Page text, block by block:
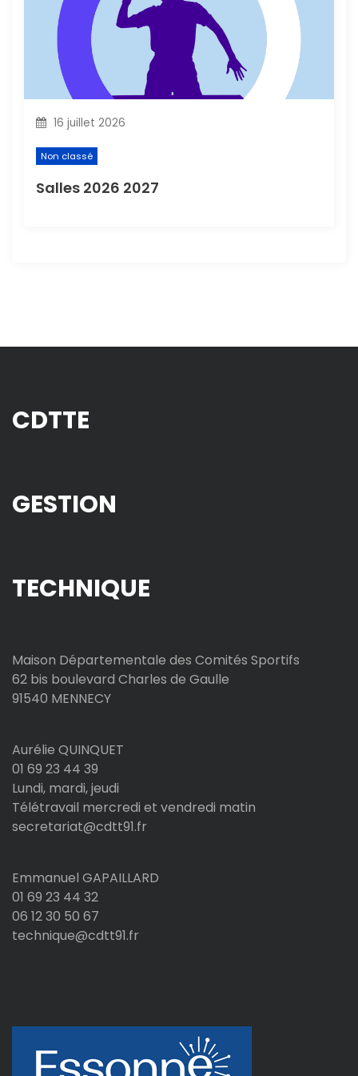
16 juillet 2026
Non classé
Salles 2026 2027
CDTTE
GESTION
TECHNIQUE
Maison Départementale des Comités Sportifs
62 bis boulevard Charles de Gaulle
91540 MENNECY
Aurélie QUINQUET
01 69 23 44 39
Lundi, mardi, jeudi
Télétravail mercredi et vendredi matin
secretariat@cdtt91.fr
Emmanuel GAPAILLARD
01 69 23 44 32
06 12 30 50 67
technique@cdtt91.fr